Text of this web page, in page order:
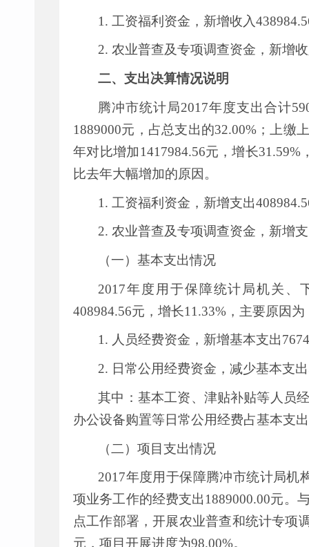
1. 工资福利资金，新增收入
2.农业普查及专项调查资金，新增
二、支出决算情况说明
腾冲市统计局2017年度支出合计
1889000元，占总支出的32.00% ；上缴
年对比增加1417984.56元，增长31.59%
比去年大幅增加的原因。
1. 工资福利资金，新增支出
2.农业普查及专项调查资金，新增
（一）基本支出情况
2017年度用于保障统计局机关、
408984.56元，增长11.33% ，主要原因为
1. 人员经费资金，新增基本支出
2. 日常公用经费资金，减少基本支出
其中：基本工资、津贴补贴等人员
办公设备购置等日常公用经费占基本支
（二）项目支出情况
2017年度用于保障腾冲市统计局机
项业务工作的经费支出1889000.00元。
点工作部署，开展农业普查和统计专项
元，项目开展进度为98.00%。